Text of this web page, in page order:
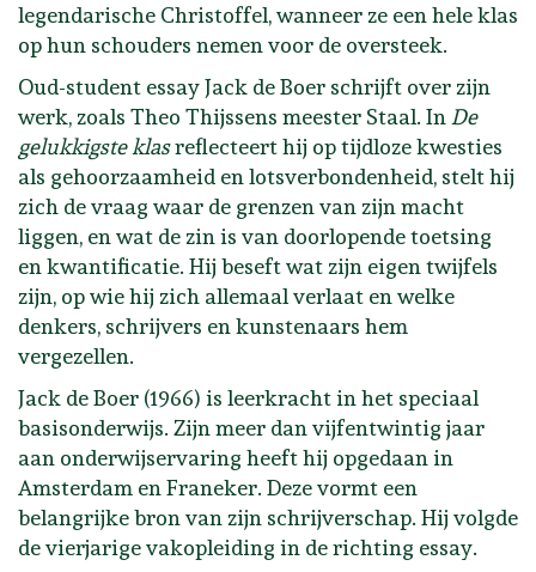
legendarische Christoffel, wanneer ze een hele klas
op hun schouders nemen voor de oversteek.
Oud-student essay Jack de Boer schrijft over zijn
werk, zoals Theo Thijssens meester Staal. In De
gelukkigste klasreflecteert hij op tijdloze kwesties
als gehoorzaamheid en lotsverbondenheid, stelt hij
zich de vraag waar de grenzen van zijn macht
liggen, en wat de zin is van doorlopende toetsing
en kwantificatie. Hij beseft wat zijn eigen twijfels
zijn, op wie hij zich allemaal verlaat en welke
denkers, schrijvers en kunstenaars hem
vergezellen.
Jack de Boer (1966) is leerkracht in het speciaal
basisonderwijs. Zijn meer dan vijfentwintig jaar
aan onderwijservaring heeft hij opgedaan in
Amsterdam en Franeker. Deze vormt een
belangrijke bron van zijn schrijverschap. Hij volgde
de vierjarige vakopleiding in de richting essay.